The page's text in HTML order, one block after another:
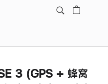
3 (GPS + 蜂窝